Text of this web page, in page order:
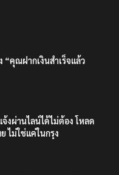
“คุณฝากเงินสำเร็จแล้ว
งผ่านไลน์ได้ไม่ต้อง โหลด
ไม่ใช่แค่ในกรุง